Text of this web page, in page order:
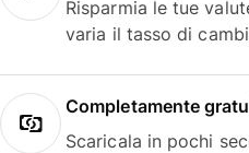
Risparmia le tue
varia il tasso di
Completamente
Scaricala in pochi